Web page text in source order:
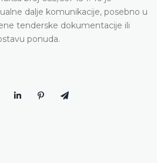
dalje komunikacije, posebno u
tenderske dokumentacije ili
ponuda.